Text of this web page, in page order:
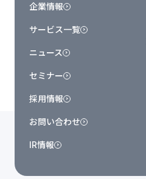
企業情報
サービス一覧
ニュース
セミナー
採用情報
お問い合わせ
IR情報